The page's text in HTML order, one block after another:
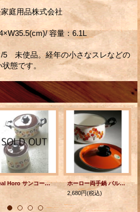
庭用品株式会社
容量：6.1L
未使品。経年の小さなスレなどの
態です。
Peal Horo サンコーウェア フラワーデザインプリント 両手鍋＆キャニスター 2pc Set
ホーロー両手鍋 バルーン柄
2,680円(税込)